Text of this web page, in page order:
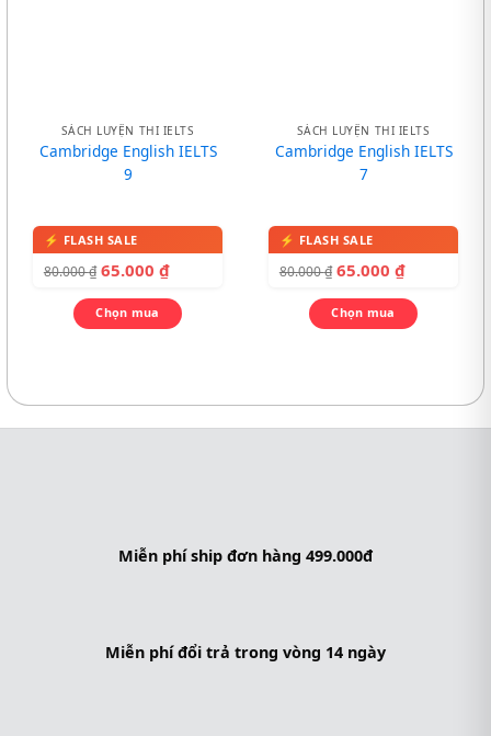
SÁCH LUYỆN THI IELTS
Cambridge English IELTS
9
80.000₫ 65.000 ₫
Chọn mua
SÁCH LUYỆN THI IELTS
Cambridge English IELTS
7
80.000₫ 65.000 ₫
Chọn mua
Miễn phí ship đơn hàng 499.000đ
Miễn phí đổi trả trong vòng 14 ngày